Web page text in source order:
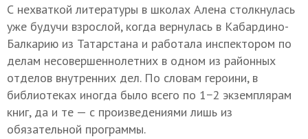
С нехваткой литературы в школах Алена столкнулась
уже будучи взрослой, когда вернулась в Кабардино-
Балкарию из Татарстана и работала инспектором по
делам несовершеннолетних в одном из районных
отделов внутренних дел. По словам героини, в
библиотеках иногда было всего по 1−2 экземплярам
книг, да и те — с произведениями лишь из
обязательной программы.